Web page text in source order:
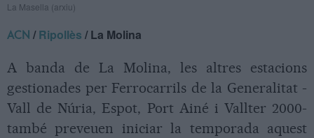
La Masella (arxiu)
ACN /Ripollès / La Molina
A banda de La Molina, les altres estacions
gestionades per Ferrocarrils de la Generalitat -
Vall de Núria, Espot, Port Ainé i Vallter 2000-
també preveuen iniciar la temporada aquest